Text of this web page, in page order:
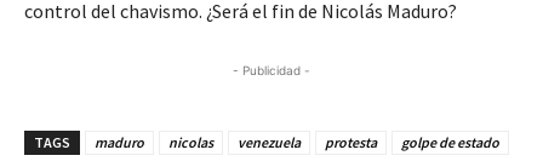
control del chavismo. ¿Será el fin de Nicolás Maduro?
- Publicidad -
TAGS maduro nicolas venezuela protesta golpe de estado